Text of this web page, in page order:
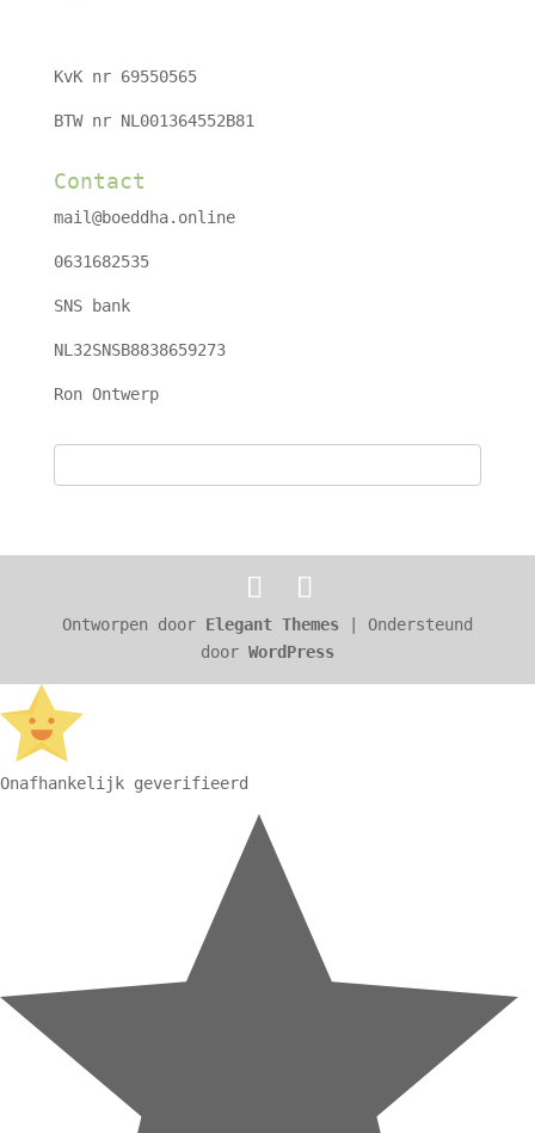
KvK nr 69550565
BTW nr NL001364552B81
Contact
mail@boeddha.online
0631682535
SNS bank
NL32SNSB8838659273
Ron Ontwerp
Ontworpen door Elegant Themes| Ondersteund
door WordPress
Onafhankelijk geverifieerd